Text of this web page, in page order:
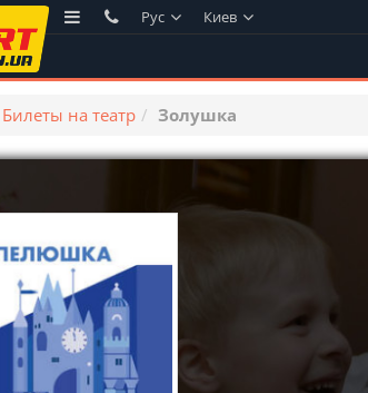
Рус Киев
Билеты на театр Золушка